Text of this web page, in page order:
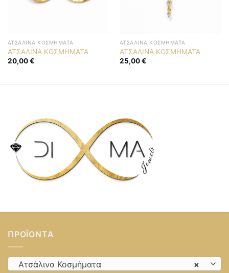
ΑΤΣΆΛΙΝΑ ΚΟΣΜΉΜΑΤΑ
ΑΤΣΑΛΙΝΑ ΚΟΣΜΗΜΑΤΑ
20,00€
ΑΤΣΆΛΙΝΑ ΚΟΣΜΉΜΑΤΑ
ΑΤΣΑΛΙΝΑ ΚΟΣΜΗΜΑΤΑ
25,00€
ΠΡΟΪΌΝΤΑ
×
Ατσάλινα Κοσμήματα